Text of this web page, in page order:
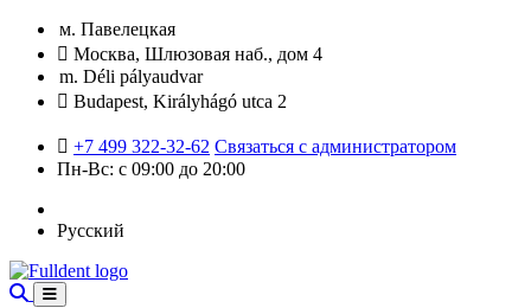
м. Павелецкая
Москва, Шлюзовая наб., дом 4
m. Déli pályaudvar
Budapest, Királyhágó utca 2
+7 499 322-32-62 Связаться с администратором
Пн-Вс: с 09:00 до 20:00
Русский